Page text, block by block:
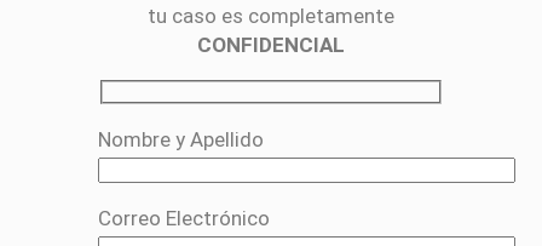
tu caso es completamente
CONFIDENCIAL
Nombre y Apellido
Correo Electrónico